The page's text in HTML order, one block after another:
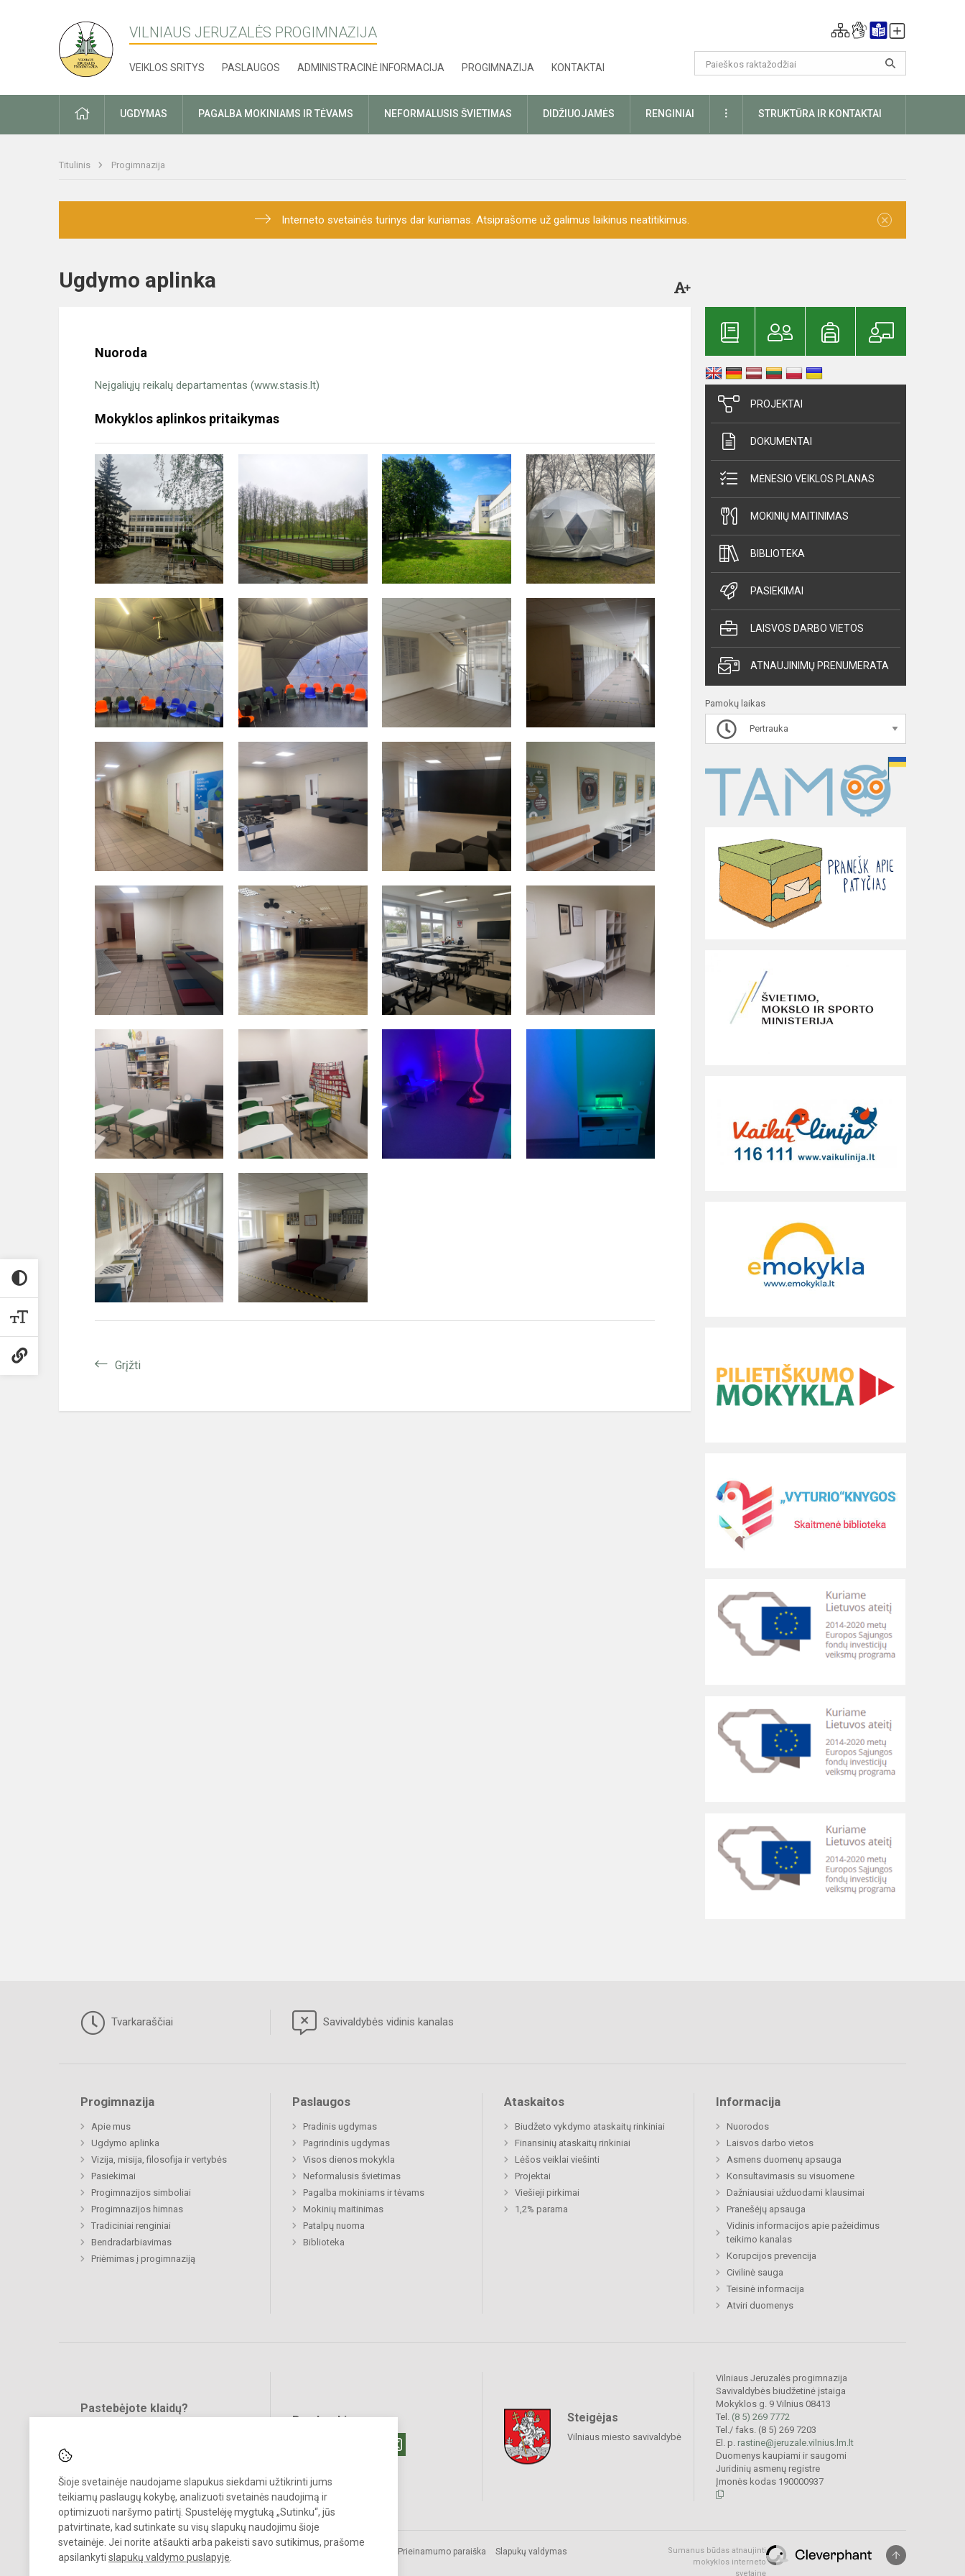
Šioje svetainėje naudojame slapukus siekdami užtikrinti jums
teikiamų paslaugų kokybę, analizuoti svetainės naudojimą ir
optimizuoti naršymo patirtį. Spustelėję mygtuką „Sutinku“, jūs
patvirtinate, kad sutinkate su visų slapukų naudojimu šioje
svetainėje. Jei norite atšaukti arba pakeisti savo sutikimus, prašome
apsilankyti slapukų valdymo puslapyje
VILNIAUS JERUZALĖS PROGIMNAZIJA
VEIKLOS SRITYS PASLAUGOS ADMINISTRACINĖ INFORMACIJA PROGIMNAZIJA KONTAKTAI
PRADŽIAUGDYMAS PAGALBA MOKINIAMS IR TĖVAMS NEFORMALUSIS ŠVIETIMAS DIDŽIUOJAMĖS RENGINIAI DAUGIAUSTRUKTŪRA IR KONTAKTAI
Titulinis Progimnazija
Interneto svetainės turinys dar kuriamas. Atsiprašome už galimus laikinus neatitikimus. ×
Ugdymo aplinka
Nuoroda
Neįgaliųjų reikalų departamentas (www.stasis.lt)
Mokyklos aplinkos pritaikymas
Grįžti
PROJEKTAI
DOKUMENTAI
MĖNESIO VEIKLOS PLANAS
MOKINIŲ MAITINIMAS
BIBLIOTEKA
PASIEKIMAI
LAISVOS DARBO VIETOS
ATNAUJINIMŲ PRENUMERATA
Pamokų laikas
Pertrauka
Tvarkaraščiai Savivaldybės vidinis kanalas
Progimnazija
Apie mus
Ugdymo aplinka
Vizija, misija, filosofija ir vertybės
Pasiekimai
Progimnazijos simboliai
Progimnazijos himnas
Tradiciniai renginiai
Bendradarbiavimas
Priėmimas į progimnaziją
Paslaugos
Pradinis ugdymas
Pagrindinis ugdymas
Visos dienos mokykla
Neformalusis švietimas
Pagalba mokiniams ir tėvams
Mokinių maitinimas
Patalpų nuoma
Biblioteka
Ataskaitos
Biudžeto vykdymo ataskaitų rinkiniai
Finansinių ataskaitų rinkiniai
Lėšos veiklai viešinti
Projektai
Viešieji pirkimai
1,2% parama
Informacija
Nuorodos
Laisvos darbo vietos
Asmens duomenų apsauga
Konsultavimasis su visuomene
Dažniausiai užduodami klausimai
Pranešėjų apsauga
Vidinis informacijos apie pažeidimus
teikimo kanalas
Korupcijos prevencija
Civilinė sauga
Teisinė informacija
Atviri duomenys
Pastebėjote klaidų?
Bendraukime Steigėjas
Vilniaus miesto savivaldybė
Vilniaus Jeruzalės progimnazija
Savivaldybės biudžetinė įstaiga
Mokyklos g. 9 Vilnius 08413
Tel. (8 5) 269 7772
Tel./ faks. (8 5) 269 7203
El. p. rastine@jeruzale.vilnius.lm.lt
Duomenys kaupiami ir saugomi
Juridinių asmenų registre
Įmonės kodas 190000937
© 2024. Vilniaus Jeruzalės progimnazija. Visos teisės saugomos.
Kopijuoti turinį be raštiško gimnazijos sutikimo griežtai draudžiama.
Prieinamumo paraiška Slapukų valdymas
Sumanus būdas atnaujinti
mokyklos interneto
svetainę